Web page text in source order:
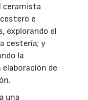
ceramista
e
explorando el
cestería; y
la
de
una